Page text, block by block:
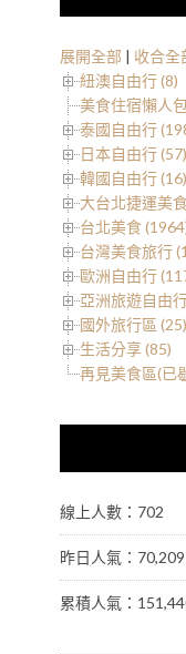
展開全部 | 收合全
紐澳自由行 (8)
美食住宿懶人
泰國自由行
日本自由行 (57)
韓國自由行 (16)
大台北捷運美
台北美食
台灣美食旅行
歐洲自由行
亞洲旅遊自由
國外旅行區 (25)
生活分享 (85)
再見美食區(已
線上人數：702
昨日人氣：70,209
累積人氣：